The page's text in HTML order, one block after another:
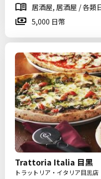
居酒屋, 居酒屋 / 各類
5,000 日幣
Trattoria Italia 目黑
トラットリア・イタリア目黒店